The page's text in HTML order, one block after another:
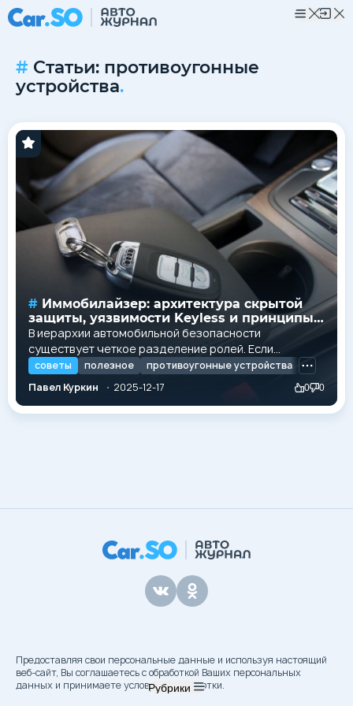
Рубрики
Статьи: противоугонные
устройства.
защиты, уязвимости Keyless и принципы
блокировки
В иерархии автомобильной безопасности
существует четкое разделение ролей. Если
сигнализация — это «голос» автомобиля,
призванный отпугнуть хулиганов и привлечь
внимание окружающих, то иммобилайзер — это его
«молчаливый страж». Он выполняет единственную,
советы полезное
противоугонные устройства
Павел Куркин
2025-12-17 0 0
Предоставляя свои персональные данные и используя настоящий
веб-сайт, Вы соглашаетесь с обработкой Ваших персональных
данных и принимаете условия их обработки.